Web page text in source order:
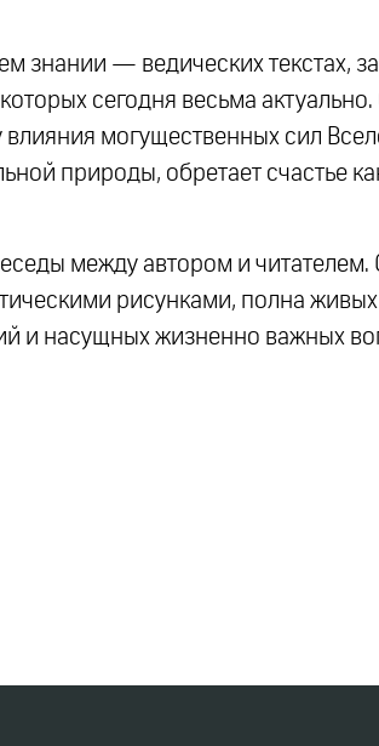
знании — ведических текстах,
сегодня весьма
влияния могущественных сил
природы, обретает счастье
между автором и читателем.
рисунками, полна живых
и насущных жизненно важных